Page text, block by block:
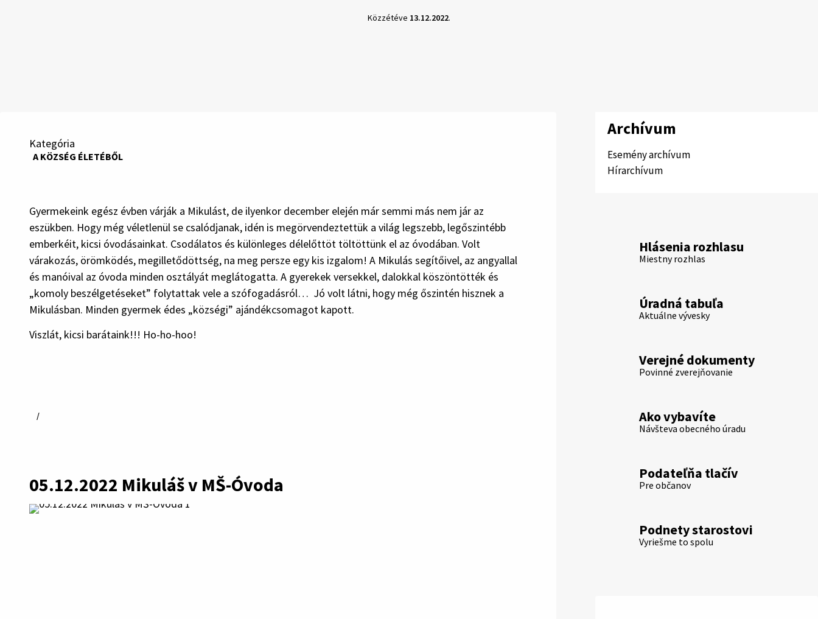
Közzétéve 13.12.2022.
Kategória
A KÖZSÉG ÉLETÉBŐL
Gyermekeink egész évben várják a Mikulást, de ilyenkor december elején már semmi más nem jár az
eszükben. Hogy még véletlenül se csalódjanak, idén is megörvendeztettük a világ legszebb, legőszintébb
emberkéit, kicsi óvodásainkat. Csodálatos és különleges délelőttöt töltöttünk el az óvodában. Volt
várakozás, örömködés, megilletődöttség, na meg persze egy kis izgalom! A Mikulás segítőivel, az angyallal
és manóival az óvoda minden osztályát meglátogatta. A gyerekek versekkel, dalokkal köszöntötték és
„komoly beszélgetéseket” folytattak vele a szófogadásról… Jó volt látni, hogy még őszintén hisznek a
Mikulásban. Minden gyermek édes „községi” ajándékcsomagot kapott.
Viszlát, kicsi barátaink!!! Ho-ho-hoo!
Fájl
mérete
/
05.12.2022 Mikuláš v MŠ-Óvoda
Archívum
Esemény archívum
Hírarchívum
Hlásenia rozhlasu
Miestny rozhlas
Úradná tabuľa
Aktuálne vývesky
Verejné dokumenty
Povinné zverejňovanie
Ako vybavíte
Návšteva obecného úradu
Podateľňa tlačív
Pre občanov
Podnety starostovi
Vyriešme to spolu